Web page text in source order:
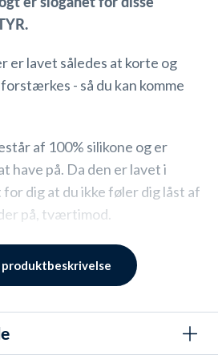
er lavet således at korte og
- så du kan komme
af 100% silikone og er
have på. Da den er lavet i
dig at du ikke føler dig låst af
på, tværtimod.
super komfortable at
mærke at det har været deres
produktbeskrivelse